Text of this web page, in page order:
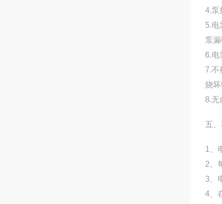
4.泵
5.电
泵
6.电
7.不
烧
8.无
五、
1、
2、
3、
4、